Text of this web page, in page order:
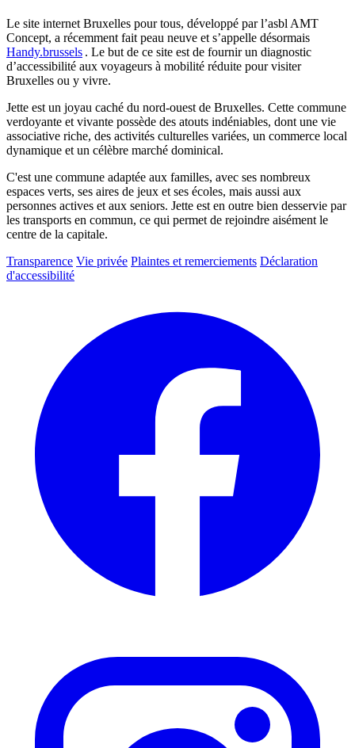
Le site internet Bruxelles pour tous, développé par l’asbl AMT
Concept, a récemment fait peau neuve et s’appelle désormais
Handy.brussels . Le but de ce site est de fournir un diagnostic
d’accessibilité aux voyageurs à mobilité réduite pour visiter
Bruxelles ou y vivre.
Jette est un joyau caché du nord-ouest de Bruxelles. Cette commune
verdoyante et vivante possède des atouts indéniables, dont une vie
associative riche, des activités culturelles variées, un commerce local
dynamique et un célèbre marché dominical.
C'est une commune adaptée aux familles, avec ses nombreux
espaces verts, ses aires de jeux et ses écoles, mais aussi aux
personnes actives et aux seniors. Jette est en outre bien desservie par
les transports en commun, ce qui permet de rejoindre aisément le
centre de la capitale.
Transparence Vie privée Plaintes et remerciements Déclaration
d'accessibilité